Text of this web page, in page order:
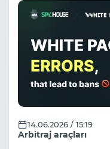
Arbitraj araçları
14.06.2026 / 15:19